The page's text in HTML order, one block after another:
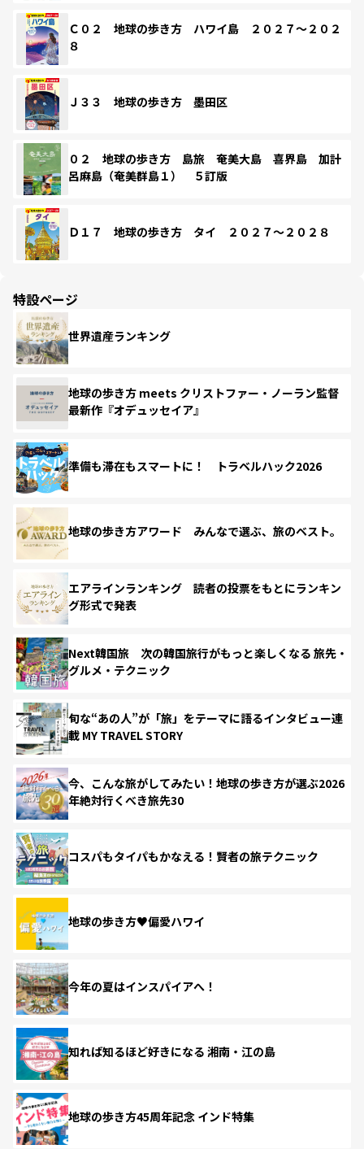
Ｃ０２ 地球の歩き方 ハワイ島 ２０２７～２０２
８
Ｊ３３ 地球の歩き方 墨田区
０２ 地球の歩き方 島旅 奄美大島 喜界島 加計
呂麻島（奄美群島１） ５訂版
Ｄ１７ 地球の歩き方 タイ ２０２７～２０２８
特設ページ
世界遺産ランキング
地球の歩き方 meets クリストファー・ノーラン監督
最新作『オデュッセイア』
準備も滞在もスマートに！ トラベルハック2026
地球の歩き方アワード みんなで選ぶ、旅のベスト。
エアラインランキング 読者の投票をもとにランキン
グ形式で発表
Next韓国旅 次の韓国旅行がもっと楽しくなる 旅先・
グルメ・テクニック
旬な“あの人”が「旅」をテーマに語るインタビュー連
載 MY TRAVEL STORY
今、こんな旅がしてみたい！地球の歩き方が選ぶ2026
年絶対行くべき旅先30
コスパもタイパもかなえる！賢者の旅テクニック
地球の歩き方♥偏愛ハワイ
今年の夏はインスパイアへ！
知れば知るほど好きになる 湘南・江の島
地球の歩き方45周年記念 インド特集